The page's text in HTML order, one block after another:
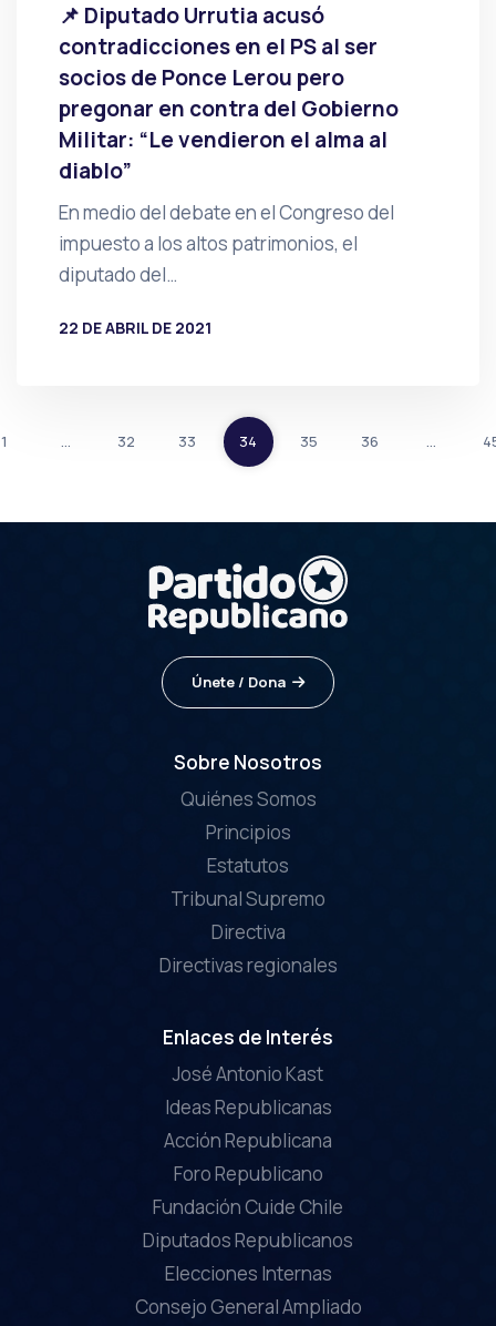
📌 Diputado Urrutia acusó
contradicciones en el PS al ser
socios de Ponce Lerou pero
pregonar en contra del Gobierno
Militar: “Le vendieron el alma al
diablo”
En medio del debate en el Congreso del
impuesto a los altos patrimonios, el
diputado del…
22 DE ABRIL DE 2021
1 … 32 33 34 35 36 …
Únete / Dona
Sobre Nosotros
Quiénes Somos
Principios
Estatutos
Tribunal Supremo
Directiva
Directivas regionales
Enlaces de Interés
José Antonio Kast
Ideas Republicanas
Acción Republicana
Foro Republicano
Fundación Cuide Chile
Diputados Republicanos
Elecciones Internas
Consejo General Ampliado